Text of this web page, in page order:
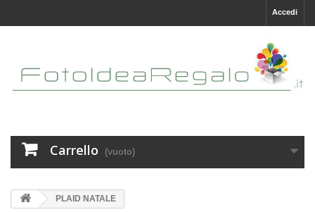
Accedi
Carrello (vuoto)
PLAID NATALE